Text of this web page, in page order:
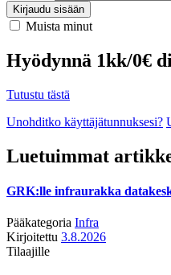
Kirjaudu sisään
Muista minut
Hyödynnä 1kk/0€
Tutustu tästä
Unohditko käyttäjätunnuksesi?
Luetuimmat
GRK:lle infraurakka
Pääkategoria Infra
Kirjoitettu 3.8.2026
Tilaajille